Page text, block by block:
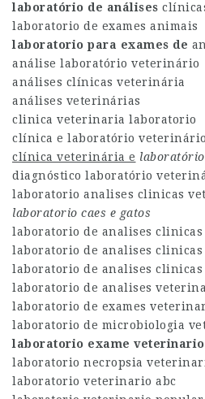
laboratório de análises
laboratorio de exames animais
laboratorio para exames de
análise laboratório veterinário
análises clínicas veterinária
análises veterinárias
clinica veterinaria laboratorio
clínica e laboratório
clínica veterinária e
diagnóstico laboratório
laboratorio analises clinicas
laboratorio caes e gatos
laboratorio de analises clinicas
laboratorio de analises
laboratorio de analises
laboratorio de analises
laboratorio de exames
laboratorio de microbiologia
laboratorio exame veterinario
laboratorio necropsia
laboratorio veterinario abc